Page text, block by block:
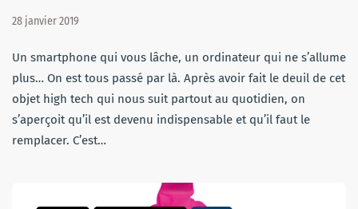
28 janvier 2019
Un smartphone qui vous lâche, un ordinateur qui ne s’allume
plus… On est tous passé par là. Après avoir fait le deuil de cet
objet high tech qui nous suit partout au quotidien, on
s’aperçoit qu’il est devenu indispensable et qu’il faut le
remplacer. C’est…